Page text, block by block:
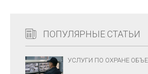
ПОПУЛЯРНЫЕ СТАТЬИ
УСЛУГИ ПО ОХРАНЕ